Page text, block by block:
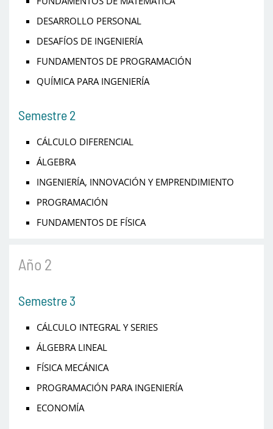
DESARROLLO PERSONAL
DESAFÍOS DE INGENIERÍA
FUNDAMENTOS DE PROGRAMACIÓN
QUÍMICA PARA INGENIERÍA
Semestre 2
CÁLCULO DIFERENCIAL
ÁLGEBRA
INGENIERÍA, INNOVACIÓN Y EMPRENDIMIENTO
PROGRAMACIÓN
FUNDAMENTOS DE FÍSICA
Año 2
Semestre 3
CÁLCULO INTEGRAL Y SERIES
ÁLGEBRA LINEAL
FÍSICA MECÁNICA
PROGRAMACIÓN PARA INGENIERÍA
ECONOMÍA